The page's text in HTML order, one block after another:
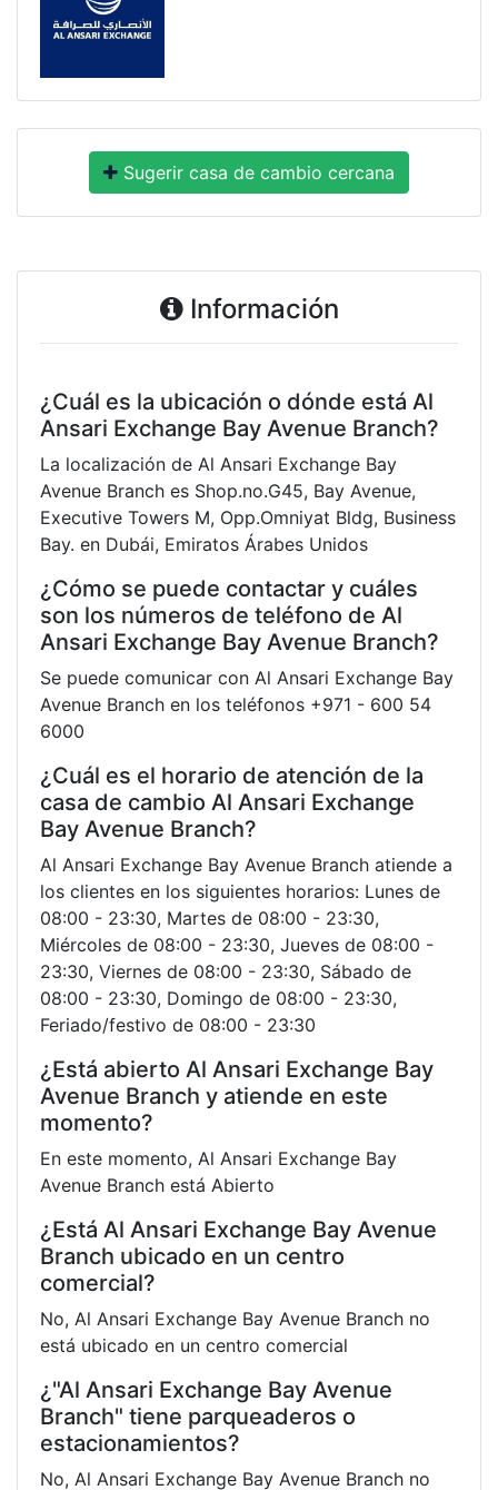
Sugerir casa de cambio cercana
Información
¿Cuál es la ubicación o dónde está Al
Ansari Exchange Bay Avenue Branch?
La localización de Al Ansari Exchange Bay
Avenue Branch es Shop.no.G45, Bay Avenue,
Executive Towers M, Opp.Omniyat Bldg, Business
Bay. en Dubái, Emiratos Árabes Unidos
¿Cómo se puede contactar y cuáles
son los números de teléfono de Al
Ansari Exchange Bay Avenue Branch?
Se puede comunicar con Al Ansari Exchange Bay
Avenue Branch en los teléfonos +971 - 600 54
6000
¿Cuál es el horario de atención de la
casa de cambio Al Ansari Exchange
Bay Avenue Branch?
Al Ansari Exchange Bay Avenue Branch atiende a
los clientes en los siguientes horarios: Lunes de
08:00 - 23:30, Martes de 08:00 - 23:30,
Miércoles de 08:00 - 23:30, Jueves de 08:00 -
23:30, Viernes de 08:00 - 23:30, Sábado de
08:00 - 23:30, Domingo de 08:00 - 23:30,
Feriado/festivo de 08:00 - 23:30
¿Está abierto Al Ansari Exchange Bay
Avenue Branch y atiende en este
momento?
En este momento, Al Ansari Exchange Bay
Avenue Branch está Abierto
¿Está Al Ansari Exchange Bay Avenue
Branch ubicado en un centro
comercial?
No, Al Ansari Exchange Bay Avenue Branch no
está ubicado en un centro comercial
¿"Al Ansari Exchange Bay Avenue
Branch" tiene parqueaderos o
estacionamientos?
No, Al Ansari Exchange Bay Avenue Branch no